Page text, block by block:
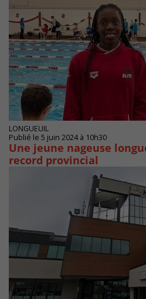
LONGUEUIL
Publié le 5 juin 2024 à 10h30
Une jeune nageuse
record provincial